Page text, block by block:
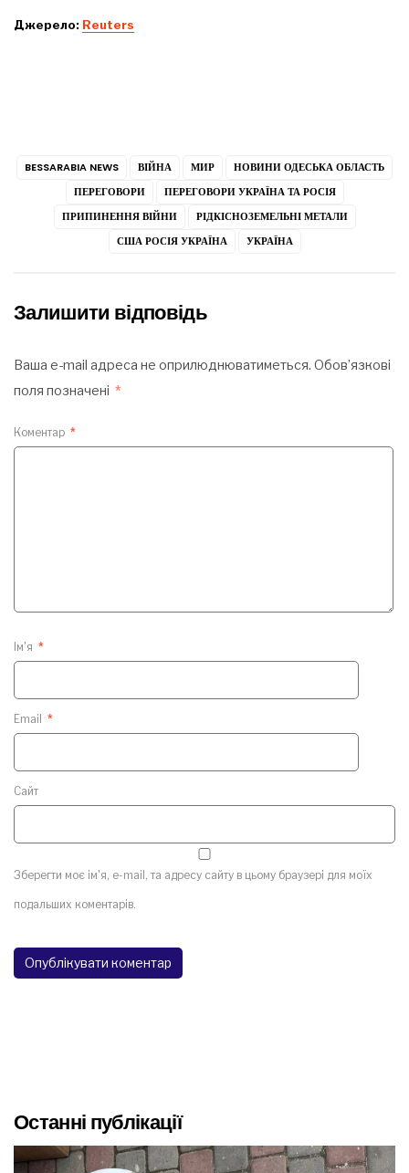
Джерело: Reuters
BESSARABIA NEWS ВІЙНА МИР
НОВИНИ ОДЕСЬКА ОБЛАСТЬ
ПЕРЕГОВОРИ
ПЕРЕГОВОРИ УКРАЇНА ТА РОСІЯ
ПРИПИНЕННЯ ВІЙНИ
РІДКІСНОЗЕМЕЛЬНІ МЕТАЛИ
США РОСІЯ УКРАЇНА
УКРАЇНА
Залишити відповідь
Ваша e-mail адреса не оприлюднюватиметься. Обов’язкові
поля позначені *
Коментар *
Ім'я *
Email *
Сайт
Зберегти моє ім'я, e-mail, та адресу сайту в цьому браузері для моїх
подальших коментарів.
Останні публікації